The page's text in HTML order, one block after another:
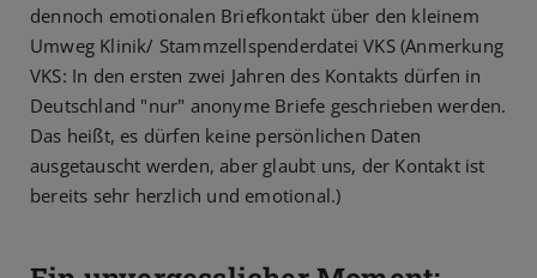
dennoch emotionalen Briefkontakt über den kleinem
Umweg Klinik/ Stammzellspenderdatei VKS (Anmerkung
VKS: In den ersten zwei Jahren des Kontakts dürfen in
Deutschland "nur" anonyme Briefe geschrieben werden.
Das heißt, es dürfen keine persönlichen Daten
ausgetauscht werden, aber glaubt uns, der Kontakt ist
bereits sehr herzlich und emotional.)